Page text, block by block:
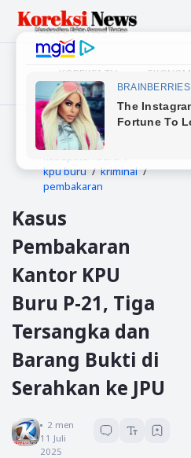
KOREKSI TV
Beranda
kabupaten buru
kpu buru
kriminal
pembakaran
Kasus
Pembakaran
Kantor KPU
Buru P-21, Tiga
Tersangka dan
Barang Bukti di
Serahkan ke JPU
Koreksi News
2 menit baca
11 Juli
2025